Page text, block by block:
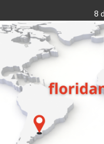
al
contenido
8